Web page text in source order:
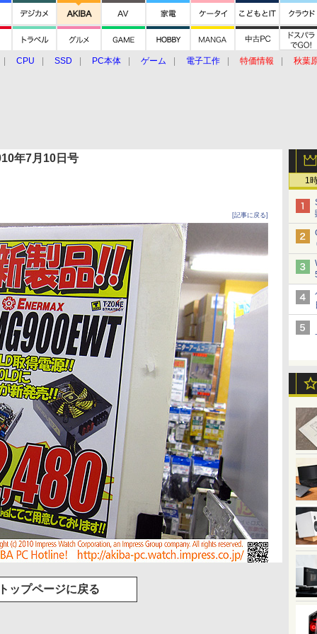
CPU SSD PC本体 ゲーム 電子工作 特価情報
秋葉
1
年7月10日号
[記事に戻る]
ップページに戻る